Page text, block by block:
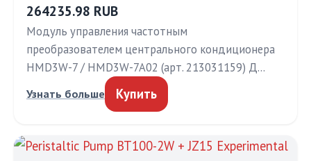
264235.98 RUB
Модуль управления частотным
преобразователем центрального кондиционера
HMD3W-7 / HMD3W-7A02 (арт. 213031159) Д…
Узнать больше Купить